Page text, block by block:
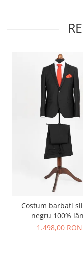
Costum barbati
negru 100%
1.498,00 RON